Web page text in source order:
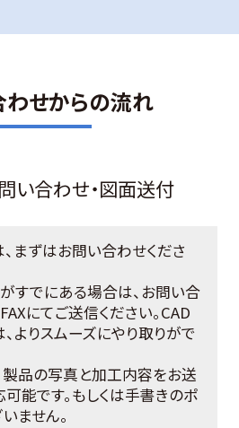
せからの流れ
い合わせ・図面送付
まずはお問い合わせくださ
すでにある場合は、お問い合
にてご送信ください。CAD
よりスムーズにやり取りがで
品の写真と加工内容をお送
能です。もしくは手書きのポ
ません。